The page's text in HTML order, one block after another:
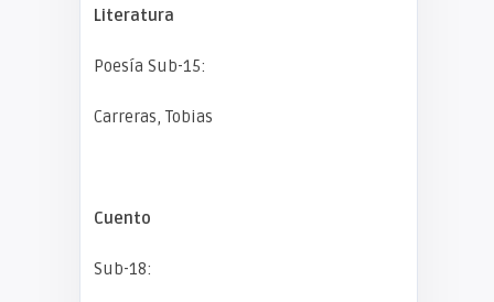
Literatura
Poesía Sub-15:
Carreras, Tobias
Cuento
Sub-18: